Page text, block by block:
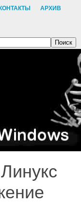
КОНТАКТЫ АРХИВ
Поиск